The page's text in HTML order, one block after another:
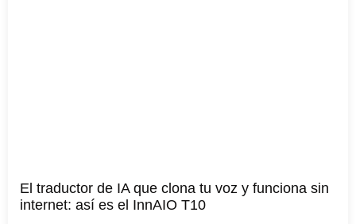
El traductor de IA que clona tu voz y funciona sin
internet: así es el InnAIO T10